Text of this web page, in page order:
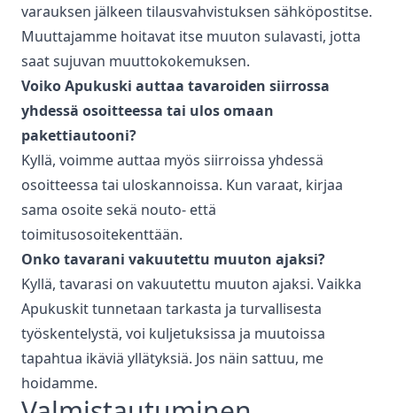
varauksen jälkeen tilausvahvistuksen sähköpostitse.
Muuttajamme hoitavat itse muuton sulavasti, jotta
saat sujuvan muuttokokemuksen.
Voiko Apukuski auttaa tavaroiden siirrossa
yhdessä osoitteessa tai ulos omaan
pakettiautooni?
Kyllä, voimme auttaa myös siirroissa yhdessä
osoitteessa tai uloskannoissa. Kun varaat, kirjaa
sama osoite sekä nouto- että
toimitusosoitekenttään.
Onko tavarani vakuutettu muuton ajaksi?
Kyllä, tavarasi on vakuutettu muuton ajaksi. Vaikka
Apukuskit tunnetaan tarkasta ja turvallisesta
työskentelystä, voi kuljetuksissa ja muutoissa
tapahtua ikäviä yllätyksiä. Jos näin sattuu, me
hoidamme.